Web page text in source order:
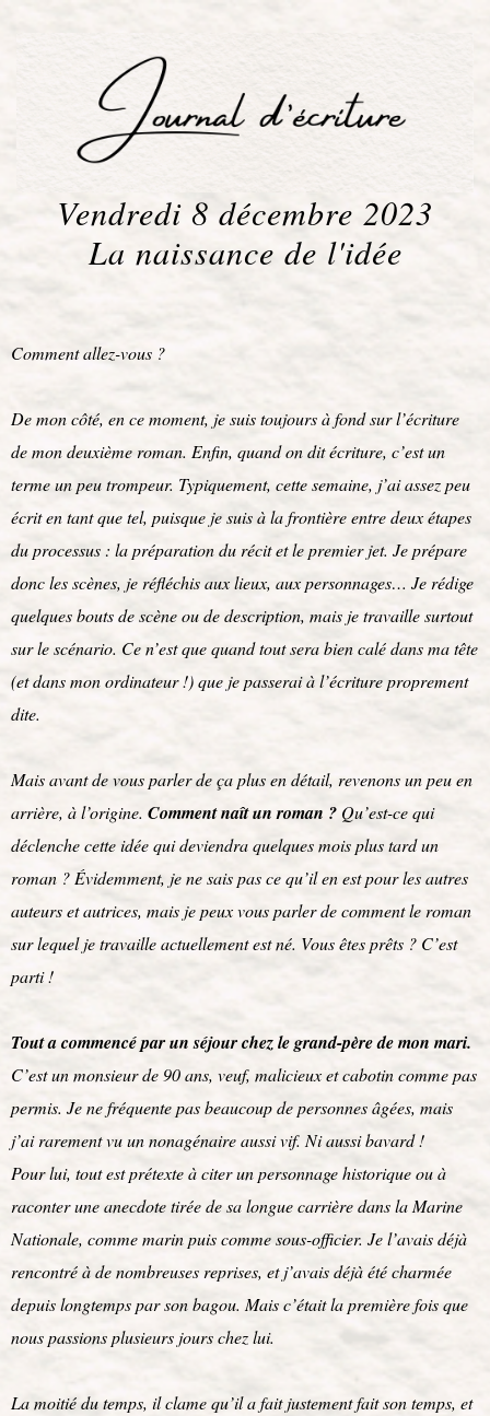
Vendredi 8 décembre 2023
La naissance de l'idée
Comment allez-vous ?
De mon côté, en ce moment, je suis toujours à fond sur l’écriture
de mon deuxième roman. Enfin, quand on dit écriture, c’est un
terme un peu trompeur. Typiquement, cette semaine, j’ai assez peu
écrit en tant que tel, puisque je suis à la frontière entre deux étapes
du processus : la préparation du récit et le premier jet. Je prépare
donc les scènes, je réfléchis aux lieux, aux personnages… Je rédige
quelques bouts de scène ou de description, mais je travaille surtout
sur le scénario. Ce n’est que quand tout sera bien calé dans ma tête
(et dans mon ordinateur !) que je passerai à l’écriture proprement
dite.
Mais avant de vous parler de ça plus en détail, revenons un peu en
arrière, à l’origine. Comment naît un roman ? Qu’est-ce qui
déclenche cette idée qui deviendra quelques mois plus tard un
roman ? Évidemment, je ne sais pas ce qu’il en est pour les autres
auteurs et autrices, mais je peux vous parler de comment le roman
sur lequel je travaille actuellement est né. Vous êtes prêts ? C’est
parti !
Tout a commencé par un séjour chez le grand-père de mon mari.
C’est un monsieur de 90 ans, veuf, malicieux et cabotin comme pas
permis. Je ne fréquente pas beaucoup de personnes âgées, mais
j’ai rarement vu un nonagénaire aussi vif. Ni aussi bavard !
Pour lui, tout est prétexte à citer un personnage historique ou à
raconter une anecdote tirée de sa longue carrière dans la Marine
Nationale, comme marin puis comme sous-officier. Je l’avais déjà
rencontré à de nombreuses reprises, et j’avais déjà été charmée
depuis longtemps par son bagou. Mais c’était la première fois que
nous passions plusieurs jours chez lui.
La moitié du temps, il clame qu’il a fait justement fait son temps, et